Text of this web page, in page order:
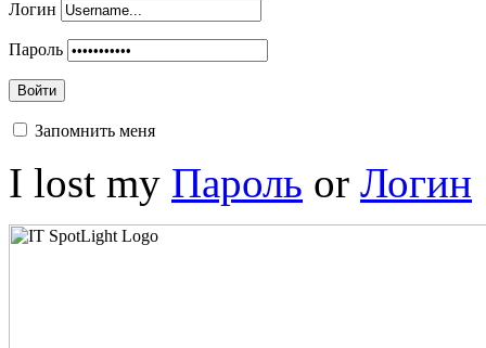
Логин
Пароль
Войти
Запомнить меня
I lost my Пароль or Логин